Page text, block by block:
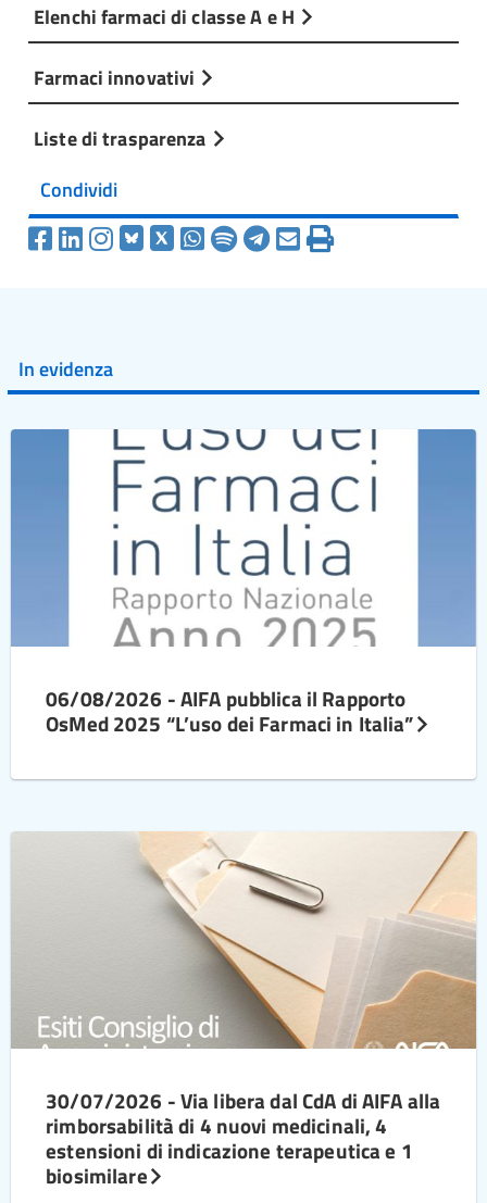
Elenchi farmaci di classe A e H
Farmaci innovativi
Liste di trasparenza
Condividi
In evidenza
06/08/2026 - AIFA pubblica il Rapporto
OsMed 2025 “L’uso dei Farmaci in Italia”
30/07/2026 - Via libera dal CdA di AIFA alla
rimborsabilità di 4 nuovi medicinali, 4
estensioni di indicazione terapeutica e 1
biosimilare